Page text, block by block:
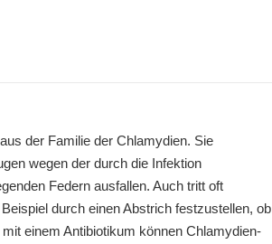
der Familie der Chlamydien. Sie
wegen der durch die Infektion
Federn ausfallen. Auch tritt oft
durch einen Abstrich festzustellen, ob
einem Antibiotikum können Chlamydien-